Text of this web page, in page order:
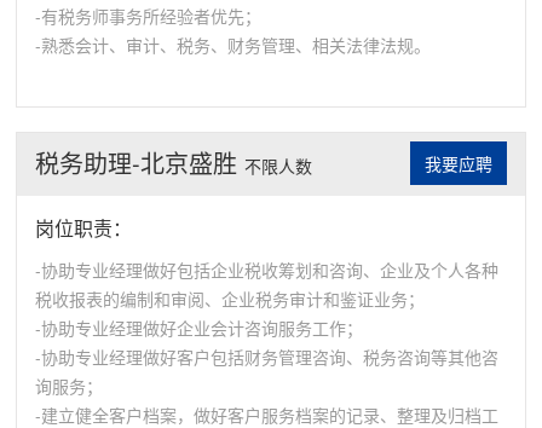
-有税务师事务所经验者优先；
-熟悉会计、审计、税务、财务管理、相关法律法规。
税务助理-北京盛胜 不限人数 我要应聘
岗位职责：
-协助专业经理做好包括企业税收筹划和咨询、企业及个人各种
税收报表的编制和审阅、企业税务审计和鉴证业务；
-协助专业经理做好企业会计咨询服务工作；
-协助专业经理做好客户包括财务管理咨询、税务咨询等其他咨
询服务；
-建立健全客户档案，做好客户服务档案的记录、整理及归档工